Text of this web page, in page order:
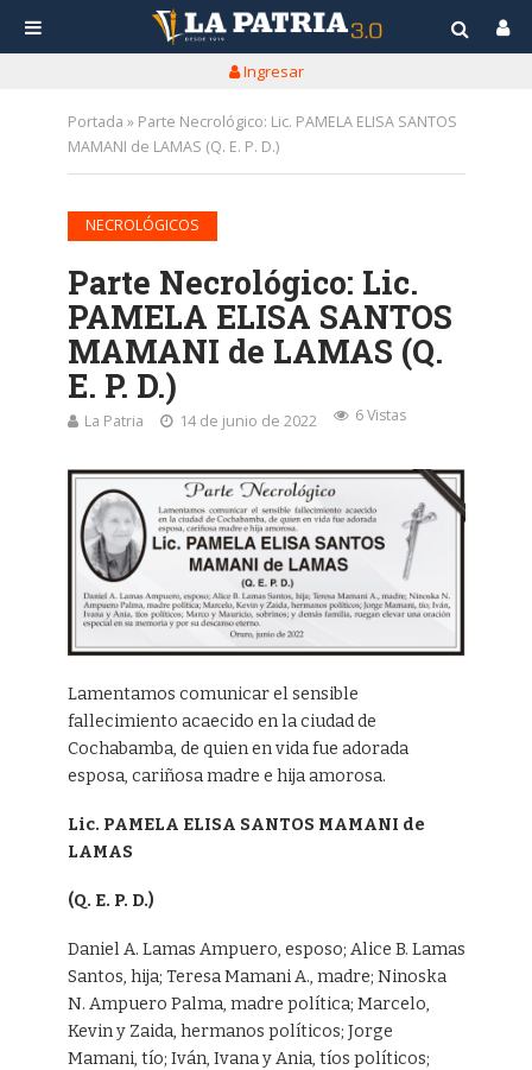
Ingresar
Portada » Parte Necrológico: Lic. PAMELA ELISA SANTOS
MAMANI de LAMAS (Q. E. P. D.)
NECROLÓGICOS
Parte Necrológico: Lic.
PAMELA ELISA SANTOS
MAMANI de LAMAS (Q.
E. P. D.)
La Patria 14 de junio de 2022 6 Vistas
Lamentamos comunicar el sensible
fallecimiento acaecido en la ciudad de
Cochabamba, de quien en vida fue adorada
esposa, cariñosa madre e hija amorosa.
Lic. PAMELA ELISA SANTOS MAMANI de
LAMAS
(Q. E. P. D.)
Daniel A. Lamas Ampuero, esposo; Alice B. Lamas
Santos, hija; Teresa Mamani A., madre; Ninoska
N. Ampuero Palma, madre política; Marcelo,
Kevin y Zaida, hermanos políticos; Jorge
Mamani, tío; Iván, Ivana y Ania, tíos políticos;